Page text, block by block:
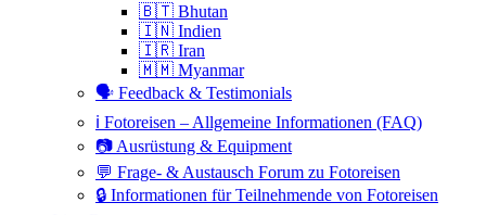
🇧🇹 Bhutan
🇮🇳 Indien
🇮🇷 Iran
🇲🇲 Myanmar
🗣 Feedback & Testimonials
ℹ️ Fotoreisen – Allgemeine Informationen (FAQ)
📷 Ausrüstung & Equipment
💬 Frage- & Austausch Forum zu Fotoreisen
🔒 Informationen für Teilnehmende von Fotoreisen